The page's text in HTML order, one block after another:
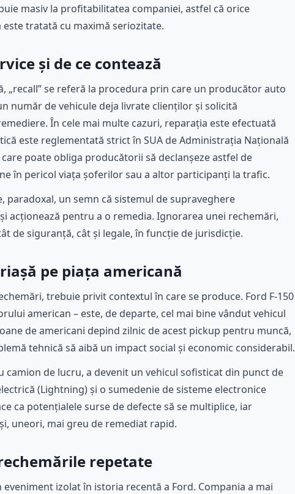
masiv la profitabilitatea companiei, astfel că orice
tratată cu maximă seriozitate.
și de ce contează
„recall” se referă la procedura prin care un producător auto
număr de vehicule deja livrate clienților și solicită
În cele mai multe cazuri, reparația este efectuată
este reglementată strict în SUA de Administrația Națională
poate obliga producătorii să declanșeze astfel de
în pericol viața șoferilor sau a altor participanți la trafic.
un semn că sistemul de supraveghere
pentru a o remedia. Ignorarea unei rechemări,
de siguranță, cât și legale, în funcție de jurisdicție.
pe piața americană
trebuie privit contextul în care se produce. Ford F-150
american – este, de departe, cel mai bine vândut vehicul
de americani depind zilnic de acest pickup pentru muncă,
tehnică să aibă un impact social și economic considerabil.
camion de lucru, a devenit un vehicul sofisticat din punct de
(Lightning) și o sumedenie de sisteme electronice
ca potențialele surse de defecte să se multiplice, iar
uneori, mai greu de remediat rapid.
repetate
izolat în istoria recentă a Ford. Compania a mai